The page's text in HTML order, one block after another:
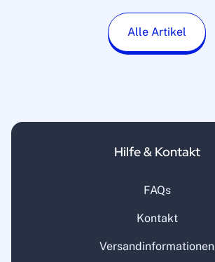
Alle Artikel
Hilfe & Kontakt
FAQs
Kontakt
Versandinformationen